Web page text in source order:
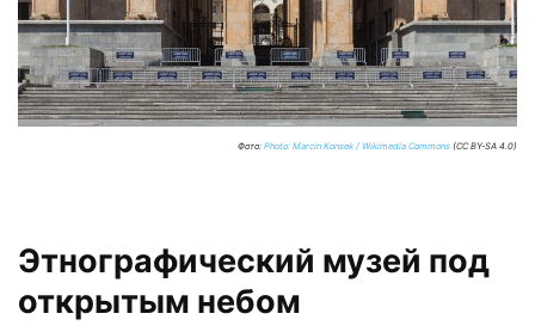
Фото: Photo: Marcin Konsek / Wikimedia Commons (CC BY-SA 4.0)
Этнографический музей под
открытым небом